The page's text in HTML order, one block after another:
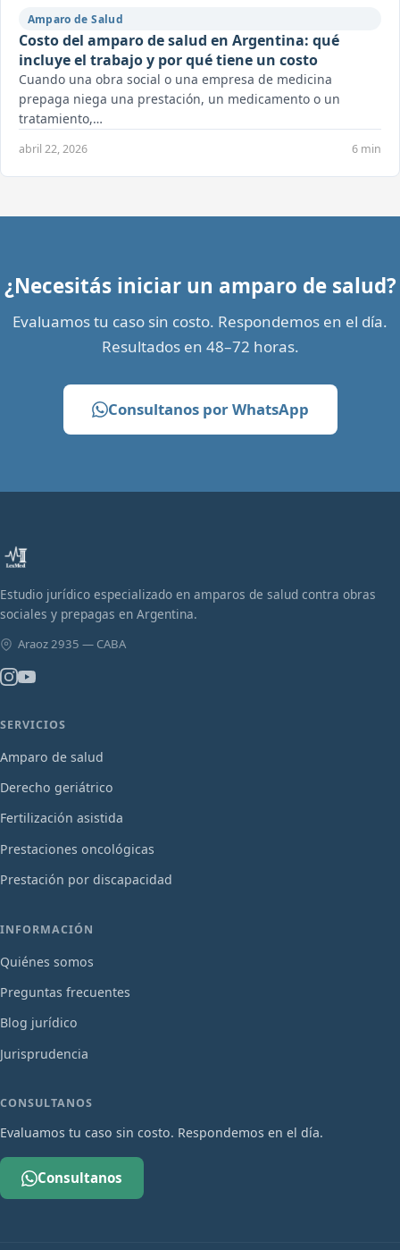
Amparo de Salud
Costo del amparo de salud en Argentina: qué
incluye el trabajo y por qué tiene un costo
Cuando una obra social o una empresa de medicina
prepaga niega una prestación, un medicamento o un
tratamiento,…
abril 22, 2026 6 min
¿Necesitás iniciar un amparo de salud?
Evaluamos tu caso sin costo. Respondemos en el día.
Resultados en 48–72 horas.
Consultanos por WhatsApp
Estudio jurídico especializado en amparos de salud contra obras
sociales y prepagas en Argentina.
Araoz 2935 — CABA
SERVICIOS
Amparo de salud
Derecho geriátrico
Fertilización asistida
Prestaciones oncológicas
Prestación por discapacidad
INFORMACIÓN
Quiénes somos
Preguntas frecuentes
Blog jurídico
Jurisprudencia
CONSULTANOS
Evaluamos tu caso sin costo. Respondemos en el día.
Consultanos